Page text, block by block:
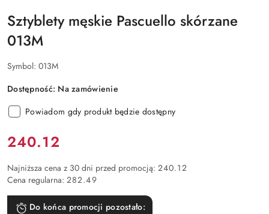
Sztyblety męskie Pascuello skórzane
013M
Symbol: 013M
Dostępność: Na zamówienie
Powiadom gdy produkt będzie dostępny
Cena:
240.12
Najniższa cena z 30 dni przed promocją: 240.12
Cena regularna: 282.49
Do końca promocji pozostało: